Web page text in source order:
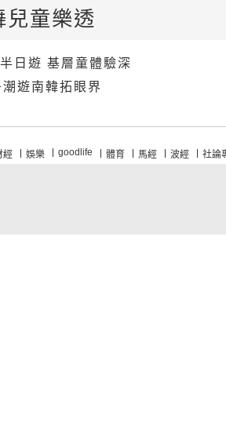
兒童樂透
日遊 基層童體驗深
遊南韓拓眼界
經 娛樂 goodlife 體育 馬經 波經 社論